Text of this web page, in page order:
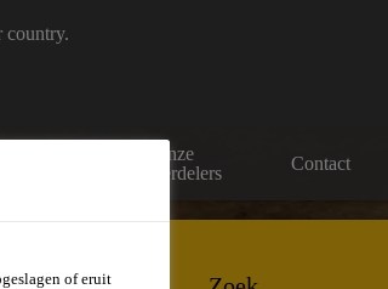
country.
Onze
verdelers
Contact
of eruit